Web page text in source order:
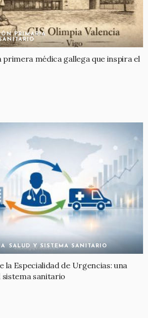
PRIMARIA
primera médica gallega que inspira el
SALUD Y SISTEMA SANITARIO
la Especialidad de Urgencias: una
sistema sanitario